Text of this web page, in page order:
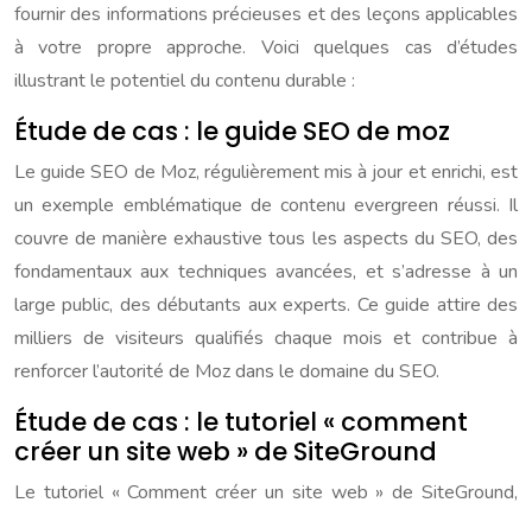
fournir des informations précieuses et des leçons applicables
à votre propre approche. Voici quelques cas d’études
illustrant le potentiel du contenu durable :
Étude de cas : le guide SEO de moz
Le guide SEO de Moz, régulièrement mis à jour et enrichi, est
un exemple emblématique de contenu evergreen réussi. Il
couvre de manière exhaustive tous les aspects du SEO, des
fondamentaux aux techniques avancées, et s’adresse à un
large public, des débutants aux experts. Ce guide attire des
milliers de visiteurs qualifiés chaque mois et contribue à
renforcer l’autorité de Moz dans le domaine du SEO.
Étude de cas : le tutoriel « comment
créer un site web » de SiteGround
Le tutoriel « Comment créer un site web » de SiteGround,